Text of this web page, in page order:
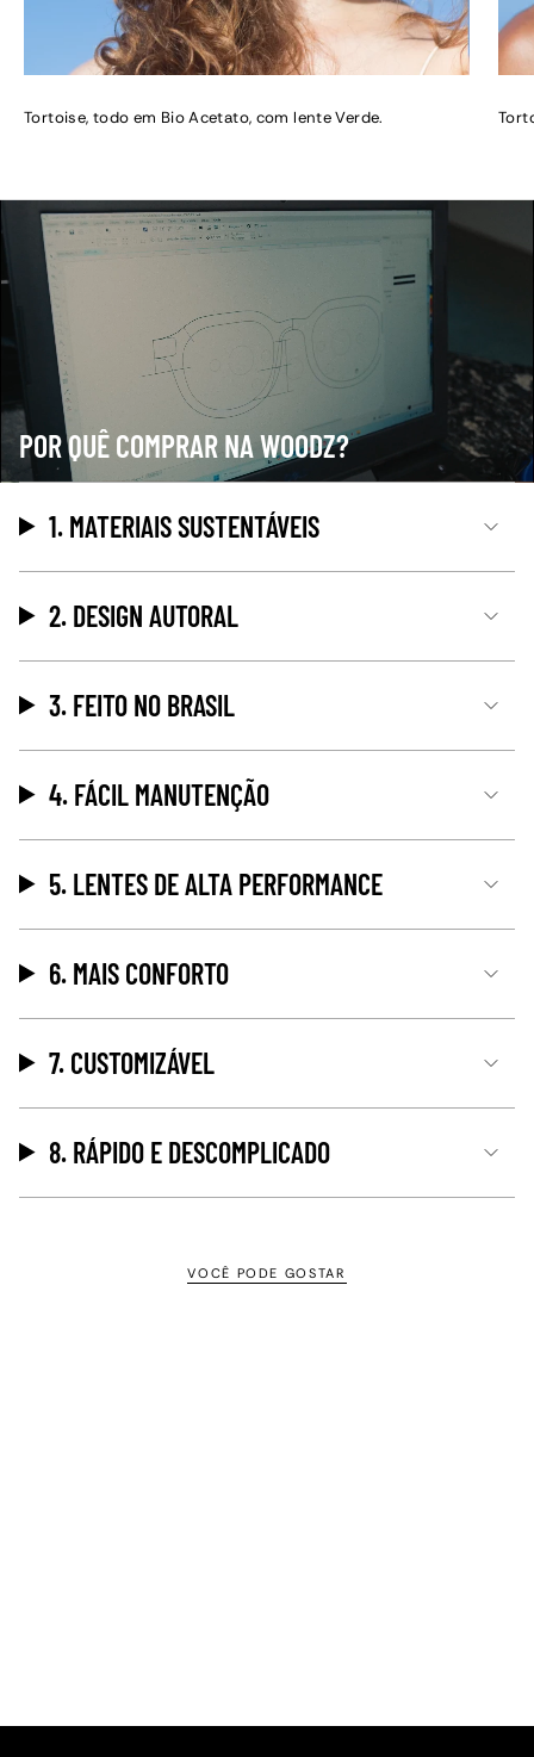
Tortoise, todo em Bio Acetato, com lente Verde.
POR QUÊ COMPRAR NA WOODZ?
1. MATERIAIS SUSTENTÁVEIS
2. DESIGN AUTORAL
3. FEITO NO BRASIL
4. FÁCIL MANUTENÇÃO
5. LENTES DE ALTA PERFORMANCE
6. MAIS CONFORTO
7. CUSTOMIZÁVEL
8. RÁPIDO E DESCOMPLICADO
VOCÊ PODE GOSTAR